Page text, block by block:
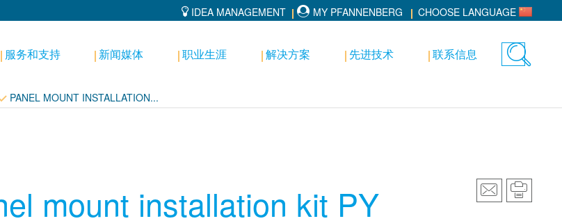
IDEA MANAGEMENT MY PFANNENBERG CHOOSE LANGUAGE
Toggle
服务和支持 新闻媒体 职业生涯 解决方案 先进技术 联系信息
PANEL MOUNT INSTALLATION...
mount installation kit PY